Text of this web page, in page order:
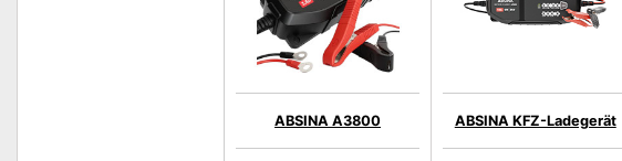
ABSINA A3800 ABSINA KFZ-Ladegerät